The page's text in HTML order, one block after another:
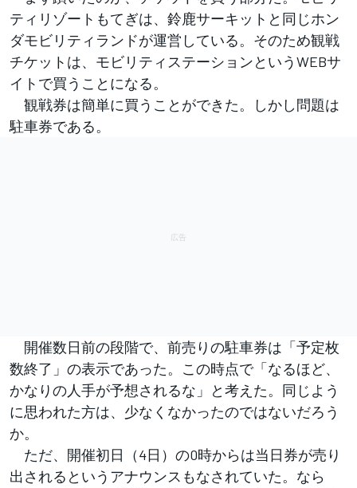
ティリゾートもてぎは、鈴鹿サーキットと同じホン
ダモビリティランドが運営している。そのため観戦
チケットは、モビリティステーションというWEBサ
イトで買うことになる。
観戦券は簡単に買うことができた。しかし問題は
駐車券である。
開催数日前の段階で、前売りの駐車券は「予定枚
数終了」の表示であった。この時点で「なるほど、
かなりの人手が予想されるな」と考えた。同じよう
に思われた方は、少なくなかったのではないだろう
か。
ただ、開催初日（4日）の0時からは当日券が売り
出されるというアナウンスもなされていた。なら